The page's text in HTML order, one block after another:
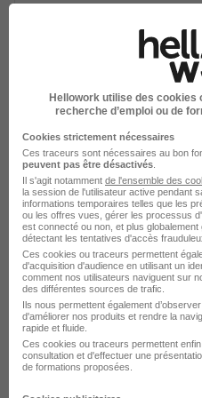
Spécialiste Electricité
Groupe Qualiconsult
Calais - 62 CDI
Voir l’offre
Spécialiste
Groupe Qualiconsult
Lille - 59 CDI
Voir l’offre
Hellowork utilise des
recherche d’emploi ou de
Cookies strictement nécessaires
Ces traceurs sont nécessaires au bon
peuvent pas être désactivés
Il s'agit notamment de l'ensemble des
la session de l'utilisateur active pendant
informations temporaires telles que les
ou les offres vues, gérer les processus
est connecté ou non, et plus
détectant les tentatives d'accès
Ces cookies ou traceurs permettent
d'acquisition d'audience en utilisant un
comment nos utilisateurs naviguent sur
des différentes sources de trafic.
Ils nous permettent également
d'améliorer nos produits et rendre la
rapide et fluide.
Ces cookies ou traceurs permettent
consultation et d'effectuer une
de formations proposées.